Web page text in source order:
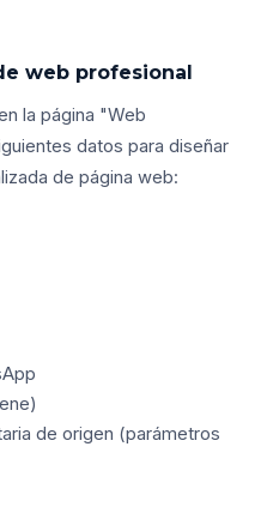
web profesional
la página "Web
datos para diseñar
de página web:
de origen (parámetros